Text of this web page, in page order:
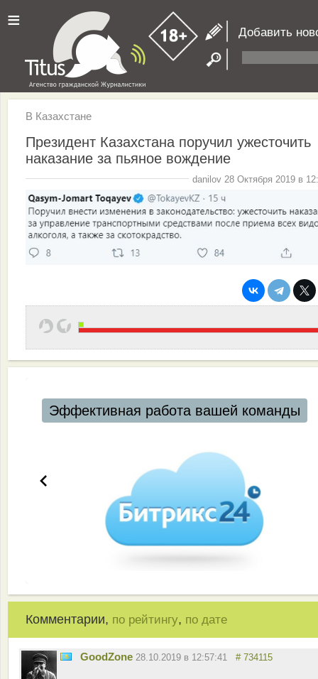
≡ Добавить
В Казахстане
Президент Казахстана поручил ужесточить
наказание за пьяное вождение
danilov 28 Октября 2019 в
Эффективная работа вашей команды
Комментарии, по рейтингу, по дате
GoodZone 28.10.2019 в 12:57:41 # 734115